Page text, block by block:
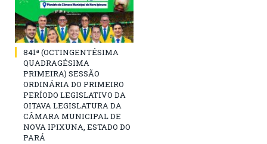
841ª (OCTINGENTÉSIMA
QUADRAGÉSIMA
PRIMEIRA) SESSÃO
ORDINÁRIA DO PRIMEIRO
PERÍODO LEGISLATIVO DA
OITAVA LEGISLATURA DA
CÂMARA MUNICIPAL DE
NOVA IPIXUNA, ESTADO DO
PARÁ